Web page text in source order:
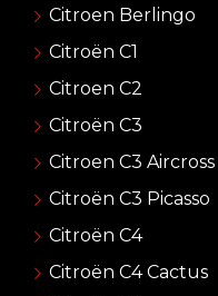
Citroen Berlingo
Citroën C1
Citroen C2
Citroën C3
Citroen C3 Aircross
Citroën C3 Picasso
Citroën C4
Citroën C4 Cactus